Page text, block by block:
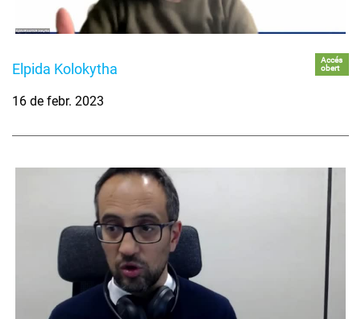
Elpida Kolokytha
Accés
obert
16 de febr. 2023